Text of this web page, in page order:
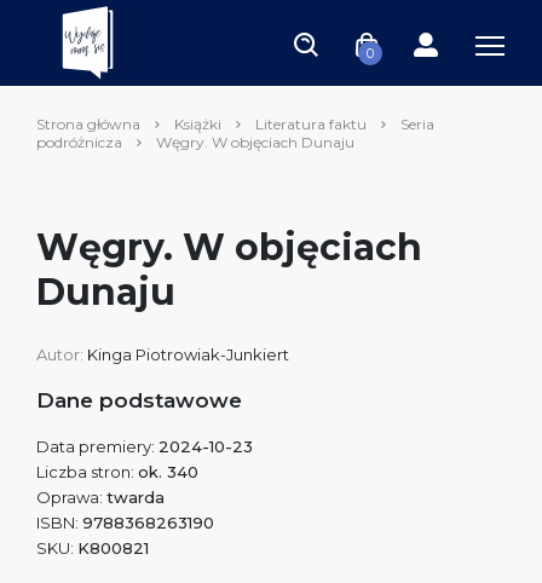
0
Strona główna Książki Literatura faktu
Seria
podróżnicza
Węgry. W objęciach Dunaju
Węgry. W objęciach
Dunaju
Autor: Kinga Piotrowiak-Junkiert
Dane podstawowe
Data premiery: 2024-10-23
Liczba stron: ok. 340
Oprawa: twarda
ISBN: 9788368263190
SKU: K800821